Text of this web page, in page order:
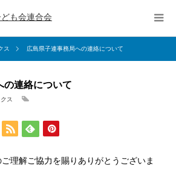
も会連合会
ス 広島県子連事務局への連絡について
の連絡について
ス
理解ご協力を賜りありがとうございま